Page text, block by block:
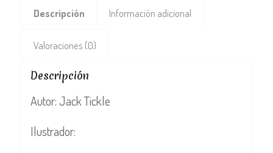
Descripción Información adicional
Valoraciones (0)
Descripción
Autor: Jack Tickle
Ilustrador: